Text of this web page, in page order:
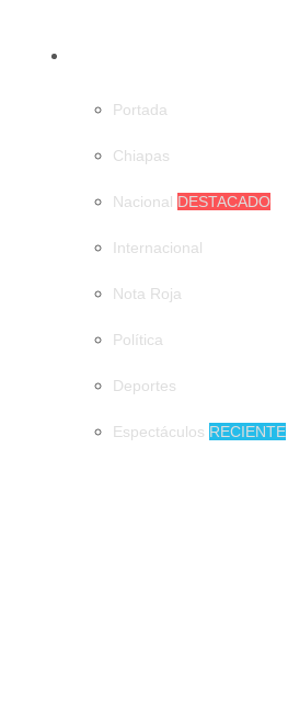
Portada
Chiapas
Nacional DESTACADO
Internacional
Nota Roja
Política
Deportes
Espectáculos RECIENTE